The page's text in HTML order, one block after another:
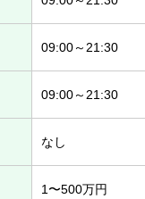
09:00～21:30
09:00～21:30
なし
1〜500万円